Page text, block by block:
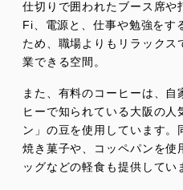
仕切りで囲われたブース席や
Fi、電源と、仕事や勉強をす
ため、職場よりもリラック
業できる空間。
また、有料のコーヒーは、
ヒーで知られている大阪の人
ン」の豆を使用しています
焼き菓子や、コッペパンを使
ッグなどの軽食も提供してい